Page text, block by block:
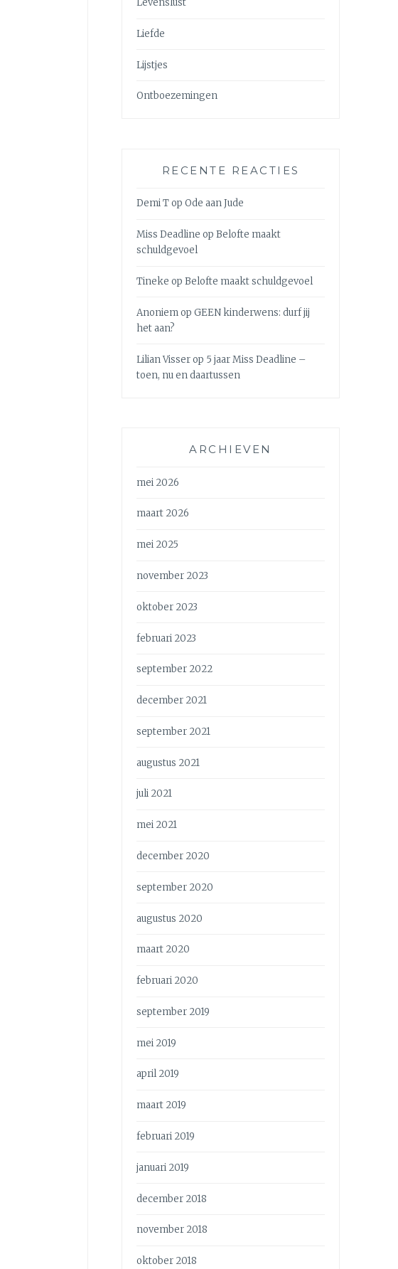
Levenslust
Liefde
Lijstjes
Ontboezemingen
RECENTE REACTIES
Demi TopOde aan Jude
Miss Deadline opBelofte maakt
schuldgevoel
Tineke opBelofte maakt schuldgevoel
AnoniemopGEEN kinderwens: durf jij
het aan?
Lilian Visserop 5 jaar Miss Deadline –
toen, nu en daartussen
ARCHIEVEN
mei 2026
maart 2026
mei 2025
november 2023
oktober 2023
februari 2023
september 2022
december 2021
september 2021
augustus 2021
juli 2021
mei 2021
december 2020
september 2020
augustus 2020
maart 2020
februari 2020
september 2019
mei 2019
april 2019
maart 2019
februari 2019
januari 2019
december 2018
november 2018
oktober 2018